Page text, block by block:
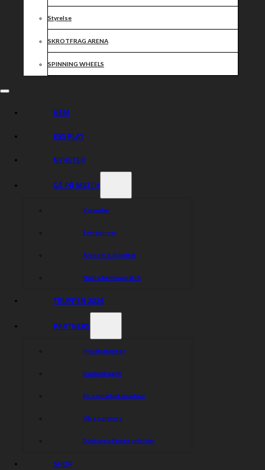
Styrelse
SKROTFRAG ARENA
SPINNING WHEELS
HEM
ESS PLAY
NYHETER
GÅ PÅ MATCH
Kalender
Entrépriser
Årskort & Biljetter
Nästa hemmamatch
TRUPPEN 2026
PARTNERS
Privatsponsor
Dackedraget
Bli samarbetspartner
Våra partners
Dackarna Sponsorfolder
SHOP
Dela nyheten: